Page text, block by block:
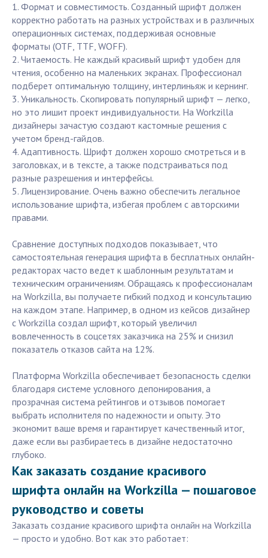
1. Формат и совместимость. Созданный шрифт должен
корректно работать на разных устройствах и в различных
операционных системах, поддерживая основные
форматы (OTF, TTF, WOFF).
2. Читаемость. Не каждый красивый шрифт удобен для
чтения, особенно на маленьких экранах. Профессионал
подберет оптимальную толщину, интерлиньяж и кернинг.
3. Уникальность. Скопировать популярный шрифт — легко,
но это лишит проект индивидуальности. На Workzilla
дизайнеры зачастую создают кастомные решения с
учетом бренд-гайдов.
4. Адаптивность. Шрифт должен хорошо смотреться и в
заголовках, и в тексте, а также подстраиваться под
разные разрешения и интерфейсы.
5. Лицензирование. Очень важно обеспечить легальное
использование шрифта, избегая проблем с авторскими
правами.
Сравнение доступных подходов показывает, что
самостоятельная генерация шрифта в бесплатных онлайн-
редакторах часто ведет к шаблонным результатам и
техническим ограничениям. Обращаясь к профессионалам
на Workzilla, вы получаете гибкий подход и консультацию
на каждом этапе. Например, в одном из кейсов дизайнер
с Workzilla создал шрифт, который увеличил
вовлеченность в соцсетях заказчика на 25% и снизил
показатель отказов сайта на 12%.
Платформа Workzilla обеспечивает безопасность сделки
благодаря системе условного депонирования, а
прозрачная система рейтингов и отзывов помогает
выбрать исполнителя по надежности и опыту. Это
экономит ваше время и гарантирует качественный итог,
даже если вы разбираетесь в дизайне недостаточно
глубоко.
Как заказать создание красивого
шрифта онлайн на Workzilla — пошаговое
руководство и советы
Заказать создание красивого шрифта онлайн на Workzilla
— просто и удобно. Вот как это работает: